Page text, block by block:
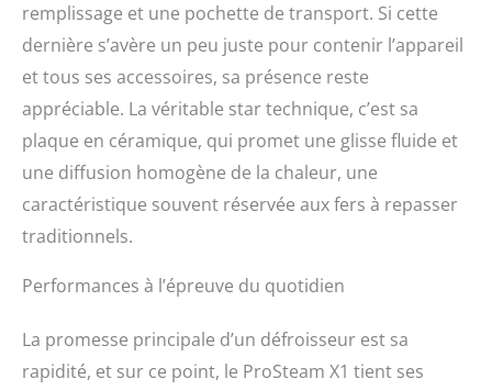
remplissage et une pochette de transport. Si cette
dernière s’avère un peu juste pour contenir l’appareil
et tous ses accessoires, sa présence reste
appréciable. La véritable star technique, c’est sa
plaque en céramique, qui promet une glisse fluide et
une diffusion homogène de la chaleur, une
caractéristique souvent réservée aux fers à repasser
traditionnels.
Performances à l’épreuve du quotidien
La promesse principale d’un défroisseur est sa
rapidité, et sur ce point, le ProSteam X1 tient ses